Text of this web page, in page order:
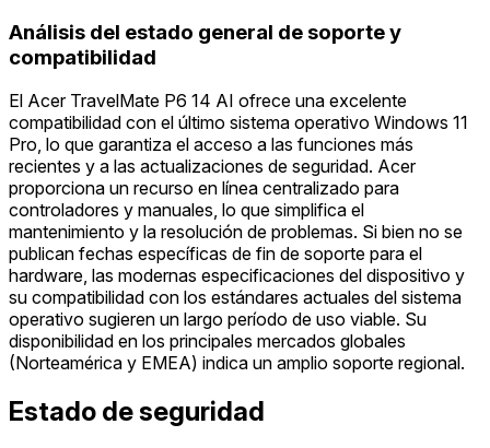
Análisis del estado general de soporte y
compatibilidad
El Acer TravelMate P6 14 AI ofrece una excelente
compatibilidad con el último sistema operativo Windows 11
Pro, lo que garantiza el acceso a las funciones más
recientes y a las actualizaciones de seguridad. Acer
proporciona un recurso en línea centralizado para
controladores y manuales, lo que simplifica el
mantenimiento y la resolución de problemas. Si bien no se
publican fechas específicas de fin de soporte para el
hardware, las modernas especificaciones del dispositivo y
su compatibilidad con los estándares actuales del sistema
operativo sugieren un largo período de uso viable. Su
disponibilidad en los principales mercados globales
(Norteamérica y EMEA) indica un amplio soporte regional.
Estado de seguridad